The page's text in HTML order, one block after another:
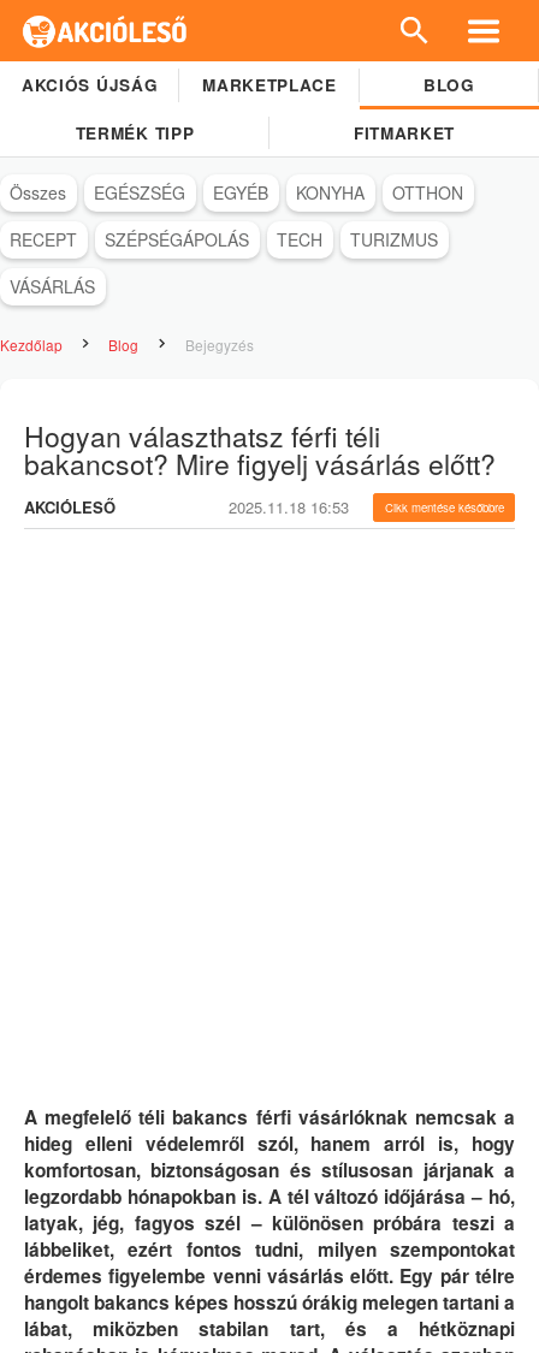
AKCIÓS ÚJSÁG MARKETPLACE BLOG
TERMÉK TIPP FITMARKET
Összes EGÉSZSÉG EGYÉB KONYHA
OTTHON
RECEPT
SZÉPSÉGÁPOLÁS TECH
TURIZMUS
VÁSÁRLÁS
Kezdőlap Blog Bejegyzés
Hogyan választhatsz férfi téli
bakancsot? Mire figyelj vásárlás előtt?
AKCIÓLESŐ 2025.11.18 16:53 Cikk mentése későbbre
A megfelelő téli bakancs férfi vásárlóknak nemcsak a
hideg elleni védelemről szól, hanem arról is, hogy
komfortosan, biztonságosan és stílusosan járjanak a
legzordabb hónapokban is. A tél változó időjárása – hó,
latyak, jég, fagyos szél – különösen próbára teszi a
lábbeliket, ezért fontos tudni, milyen szempontokat
érdemes figyelembe venni vásárlás előtt. Egy pár télre
hangolt bakancs képes hosszú órákig melegen tartani a
lábat, miközben stabilan tart, és a hétköznapi